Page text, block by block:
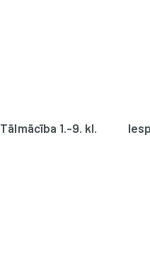
Tālmācība 1.-9. kl.